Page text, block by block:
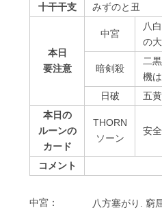
十干干支
みずのと丑
本日
要注意
中宮
八
の
暗剣殺
二
機
⽇破
五
本日の
ルーンの
カード
THORN
ソーン
安
コメント
中宮：
⼋⽅塞がり. 窮